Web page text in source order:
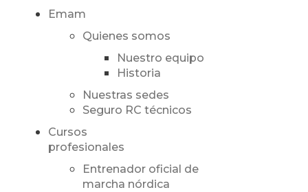
Emam
Quienes somos
Nuestro equipo
Historia
Nuestras sedes
Seguro RC técnicos
Cursos
profesionales
Entrenador oficial de
marcha nórdica